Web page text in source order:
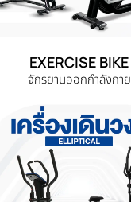
EXERCISE BIKE
จักรยานออกกำลังกาย